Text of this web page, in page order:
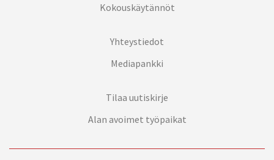
Kokouskäytännöt
Yhteystiedot
Mediapankki
Tilaa uutiskirje
Alan avoimet työpaikat